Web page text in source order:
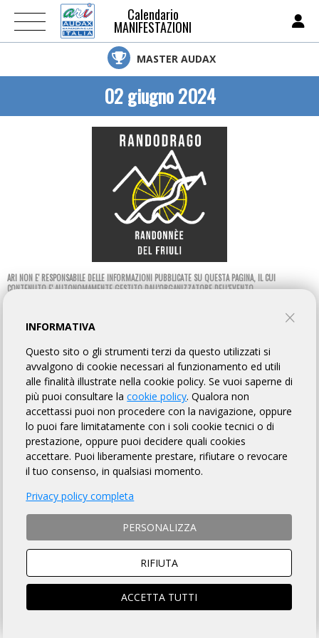
Calendario
MANIFESTAZIONI
MASTER AUDAX
02 giugno 2024
ARI NON E' RESPONSABILE DELLE INFORMAZIONI PUBBLICATE SU QUESTA PAGINA, IL CUI
CONTENUTO E' AUTONOMAMENTE GESTITO DALL'ORGANIZZATORE DELL'EVENTO.
RANDONNÉE DEL FRIULI
I DRAGHI A.S.D.
TORNA AL BREVETTO
0.00 KM: AGRITURISMO LA NATURA PARTENZA
via Grado 5 Cervignano del
Friuli
19.00 KM: PIZZERIA MR OREGANO
viale Orsa Maggiore 61 Grado
07:42
94.00 KM: BAR CRISNARO
INFORMATIVA
Questo sito o gli strumenti terzi da questo utilizzati si
avvalgono di cookie necessari al funzionamento ed utili
alle finalità illustrate nella cookie policy. Se vuoi saperne di
più puoi consultare lacookie policy. Qualora non
accettassi puoi non procedere con la navigazione, oppure
lo puoi fare limitatamente con i soli cookie tecnici o di
prestazione, oppure puoi decidere quali cookies
accettare. Puoi liberamente prestare, rifiutare o revocare
il tuo consenso, in qualsiasi momento.
Privacy policy completa
PERSONALIZZA
RIFIUTA
ACCETTA TUTTI